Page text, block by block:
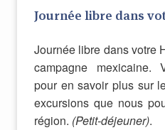
Journée libre dans
Journée libre dans votre
campagne mexicaine.
pour en savoir plus sur
excursions que nous
région. (Petit-déjeuner).